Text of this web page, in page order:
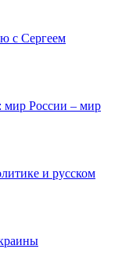
с Сергеем
мир России – мир
и русском